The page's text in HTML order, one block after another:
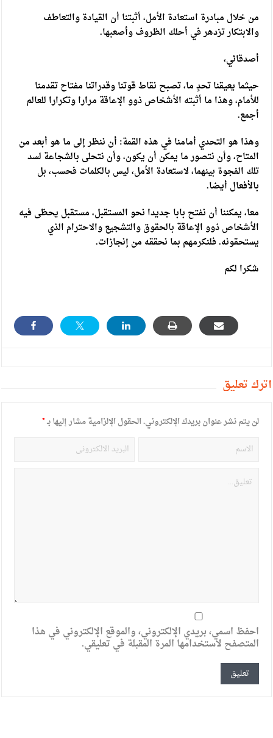
من خلال مبادرة استعادة الأمل، أثبتنا أن القيادة والتعاطف
والابتكار تزدهر في أحلك الظروف وأصعبها.
أصدقائي،
حيثما يعيقنا تحدٍ ما، تصبح نقاط قوتنا وقدراتنا مفتاح تقدمنا
للأمام، وهذا ما أثبته الأشخاص ذوو الإعاقة مرارا وتكرارا للعالم
أجمع.
وهذا هو التحدي أمامنا في هذه القمة: أن ننظر إلى ما هو أبعد من
المتاح، وأن نتصور ما يمكن أن يكون، وأن نتحلى بالشجاعة لسد
تلك الفجوة بينهما، لاستعادة الأمل، ليس بالكلمات فحسب، بل
بالأفعال أيضا.
معا، يمكننا أن نفتح بابا جديدا نحو المستقبل، مستقبل يحظى فيه
الأشخاص ذوو الإعاقة بالحقوق والتشجيع والاحترام الذي
يستحقونه. فلنكرمهم بما نحققه من إنجازات.
شكرا لكم
أترك تعليق
لن يتم نشر عنوان بريدك الإلكتروني.الحقول الإلزامية مشار إليها بـ*
احفظ اسمي، بريدي الإلكتروني، والموقع الإلكتروني في هذا
المتصفح لاستخدامها المرة المقبلة في تعليقي.